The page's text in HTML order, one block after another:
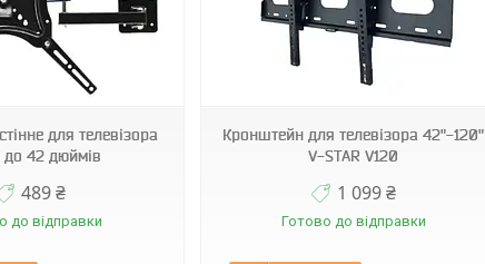
для телевізора
до 42 дюймів
489 ₴
до відправки
Кронштейн для телевізора 42"-120"
V-STAR V120
1 099 ₴
Готово до відправки
26-63